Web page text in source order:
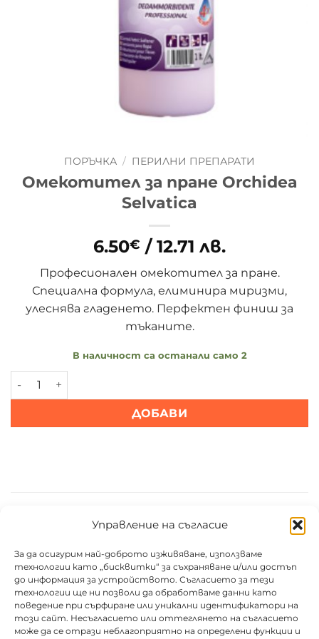
Управление на съгласие
За да осигурим най-доброто изживяване, използваме
технологии като „бисквитки“ за съхраняване и/или достъп
до информация за устройството. Съгласието за тези
технологии ще ни позволи да обработваме данни като
поведение при сърфиране или уникални идентификатори на
този сайт. Несъгласието или оттеглянето на съгласието
може да се отрази неблагоприятно на определени функции и
ПОРЪЧКА / ПЕРИЛНИ ПРЕПАРАТИ
Омекотител за пране Orchidea
Selvatica
6.50€ / 12.71 лв.
Професионален омекотител за пране.
Специална формула, елиминира миризми,
улеснява гладенето. Перфектен финиш за
тъканите.
В наличност са останали само 2
количество за Омекотител за пране Orchidea
ДОБАВИ